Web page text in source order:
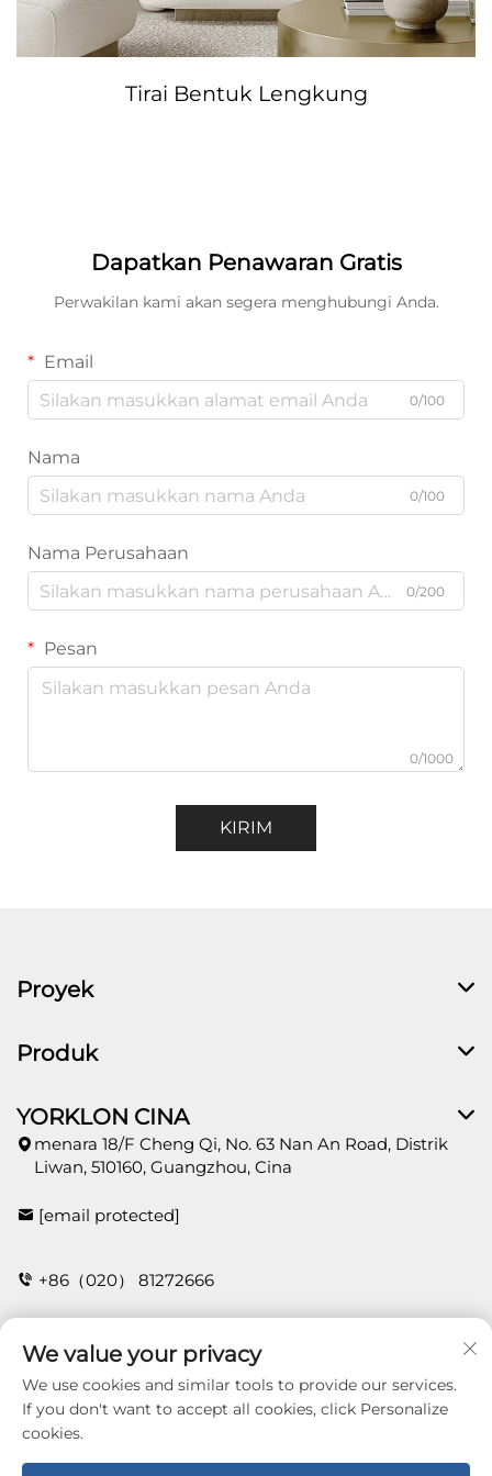
Tirai Bentuk Lengkung
Dapatkan Penawaran Gratis
Perwakilan kami akan segera menghubungi Anda.
Email
0/100
Nama
0/100
Nama Perusahaan
0/200
Pesan
0/1000
KIRIM
Proyek
Produk
YORKLON CINA
menara 18/F Cheng Qi, No. 63 Nan An Road, Distrik
Liwan, 510160, Guangzhou, Cina
[email protected]
+86（020） 81272666
HUBUNGI
Copyright © 2026 Guangzhou Yorklon Wallcoverings
We value your privacy
We use cookies and similar tools to provide our services.
If you don't want to accept all cookies, click Personalize
cookies.